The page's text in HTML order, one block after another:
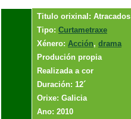
Titulo orixinal: Atracados
Tipo: Curtametraxe
Xénero: Acción, drama
Produción propia
Realizada a cor
Duración: 12´
Orixe: Galicia
Ano: 2010